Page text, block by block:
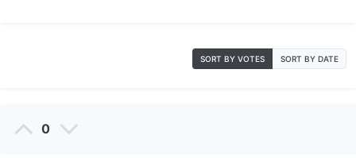
SORT BY VOTES SORT BY DATE
0